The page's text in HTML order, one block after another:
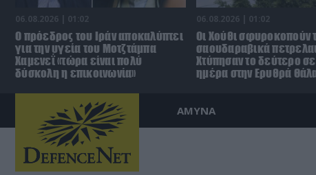
06.08.2026 | 01:02
Ο πρόεδρος του Ιράν αποκαλύπτει
για την υγεία του Μοτζτάμπα
Χαμενεΐ «τώρα είναι πολύ
δύσκολη η επικοινωνία»
06.08.2026 | 01:02
Οι Χούθι σφυροκοπούν
σαουδαραβικά
Χτύπησαν το δεύτερο
ημέρα στην Ερυθρά
ΑΜΥΝΑ